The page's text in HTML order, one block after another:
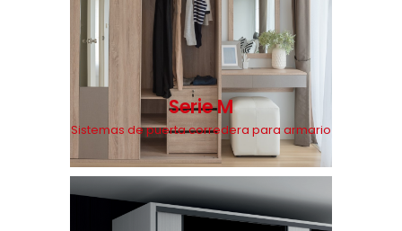
Serie M
Sistemas de puerta corredera para armario